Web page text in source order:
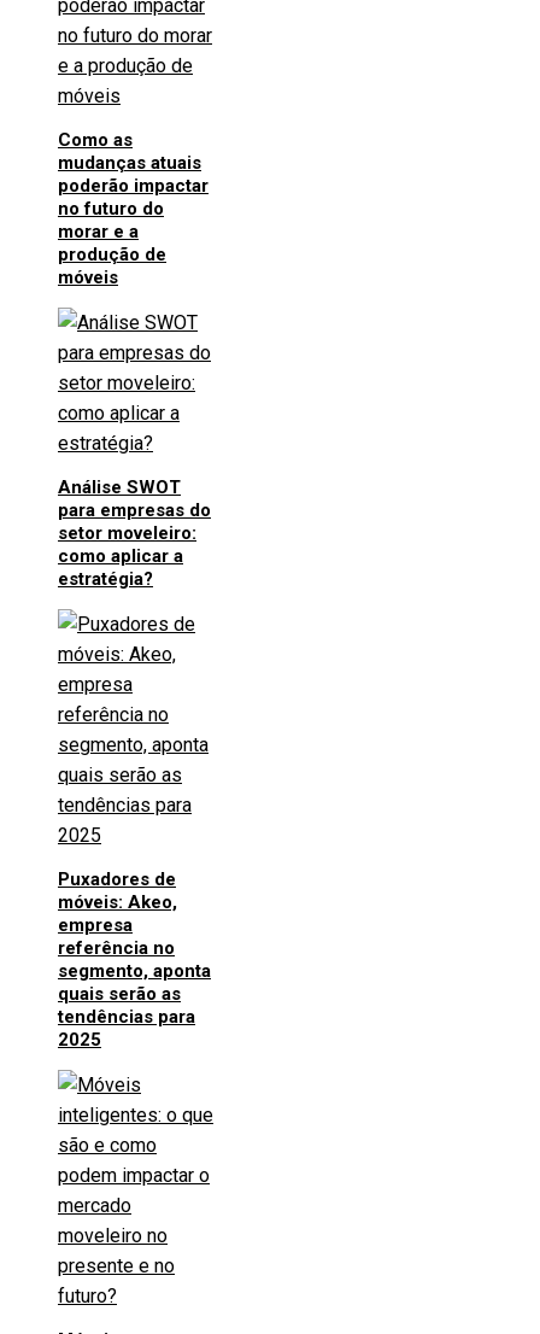
Como as
mudanças atuais
poderão impactar
no futuro do
morar e a
produção de
móveis
Análise SWOT
para empresas do
setor moveleiro:
como aplicar a
estratégia?
Puxadores de
móveis: Akeo,
empresa
referência no
segmento, aponta
quais serão as
tendências para
2025